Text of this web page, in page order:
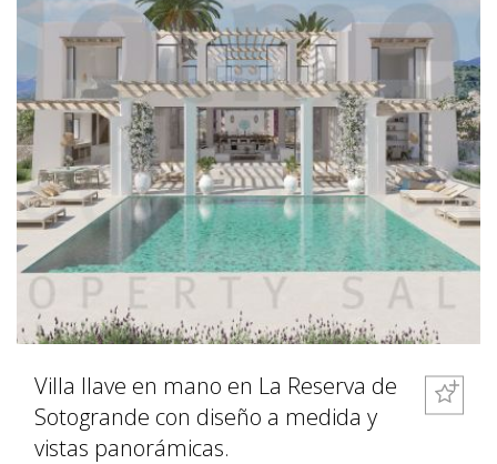
Villa llave en mano en La Reserva de
Sotogrande con diseño a medida y
vistas panorámicas.